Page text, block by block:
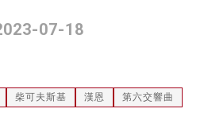
07-18
柴可夫斯基 漢恩
第六交響曲